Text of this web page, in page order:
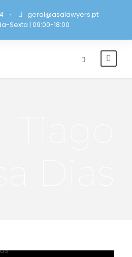
·
geral@asalawyers.pt
Sexta | 09:00-18:00